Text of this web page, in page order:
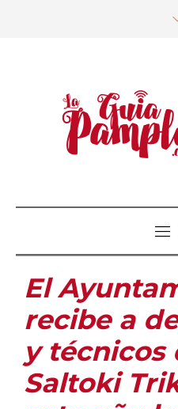
El
recibe a
y técnicos
Saltoki